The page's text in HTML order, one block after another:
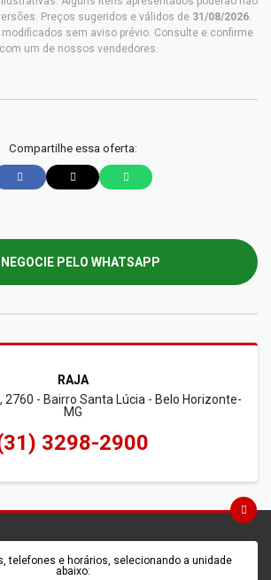
Preços sugeridos e válidos de 31/08/2026.
sem aviso prévio. Consulte e confirme
um de nossos vendedores.
Compartilhe essa oferta:
NEGOCIE PELO WHATSAPP
RAJA
2760 - Bairro Santa Lúcia - Belo Horizonte-
MG
3298-2900
telefones e horários, selecionando a unidade
abaixo: